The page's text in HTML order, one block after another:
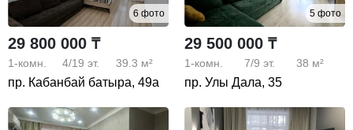
6 фото
29 800 000 ₸
1-комн. 4/19 эт. 39.3 м²
пр. Кабанбай батыра, 49а
5 фото
29 500 000 ₸
1-комн. 7/9 эт. 38 м²
пр. Улы Дала, 35